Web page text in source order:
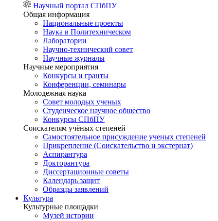
Научный портал СПбПУ
Общая информация
Национальные проекты
Наука в Политехническом
Лаборатории
Научно-технический совет
Научные журналы
Научные мероприятия
Конкурсы и гранты
Конференции, семинары
Молодежная наука
Совет молодых ученых
Студенческое научное общество
Конкурсы СПбПУ
Соискателям учёных степеней
Самостоятельное присуждение ученых степеней
Прикрепление (Соискательство и экстернат)
Аспирантура
Докторантура
Диссертационные советы
Календарь защит
Образцы заявлений
Культура
Культурные площадки
Музей истории